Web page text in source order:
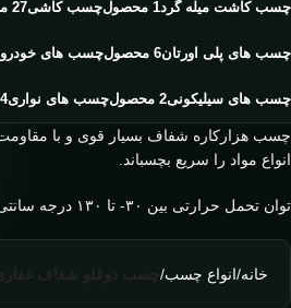
چسب کاشت میله گرد1 محصول چسب کاشی27 محصول
چسب های پلی اورتان6 محصول چسب های
چسب های سیلیکونی2 محصول چسب های نواری4 محصول
چسب هزارکاره شفاف بسیار قوی و با مقاومت
انواع مواد را سریع بچسباند.
توان تحمل حرارتی بین ۳۰- تا ۱۳۰ درجه سانتی گراد
خانه/انواع چسب/ چسب دوقلو شفاف غفاری